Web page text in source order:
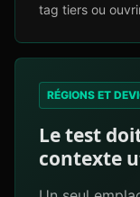
tag tiers ou
RÉGIONS ET
Le test
contexte